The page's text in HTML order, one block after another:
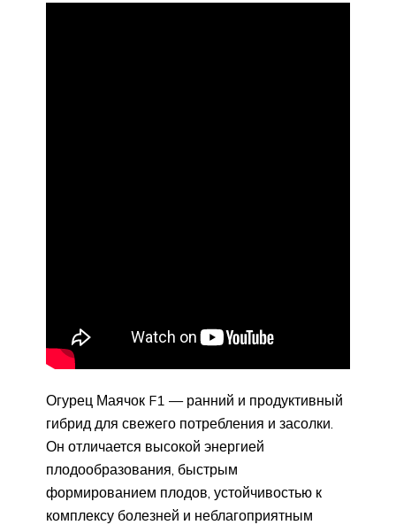
Огурец Маячок F1 — ранний и продуктивный
гибрид для свежего потребления и засолки.
Он отличается высокой энергией
плодообразования, быстрым
формированием плодов, устойчивостью к
комплексу болезней и неблагоприятным